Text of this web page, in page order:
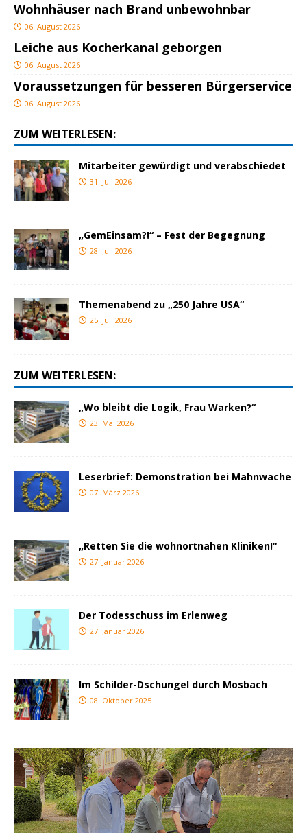
Wohnhäuser nach Brand unbewohnbar
06. August 2026
Leiche aus Kocherkanal geborgen
06. August 2026
Voraussetzungen für besseren Bürgerservice
06. August 2026
ZUM WEITERLESEN:
Mitarbeiter gewürdigt und verabschiedet
31. Juli 2026
„GemEinsam?!“ – Fest der Begegnung
28. Juli 2026
Themenabend zu „250 Jahre USA“
25. Juli 2026
ZUM WEITERLESEN:
„Wo bleibt die Logik, Frau Warken?“
23. Mai 2026
Leserbrief: Demonstration bei Mahnwache
07. März 2026
„Retten Sie die wohnortnahen Kliniken!“
27. Januar 2026
Der Todesschuss im Erlenweg
27. Januar 2026
Im Schilder-Dschungel durch Mosbach
08. Oktober 2025